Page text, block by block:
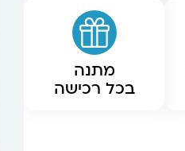
מתנה
בכל רכישה